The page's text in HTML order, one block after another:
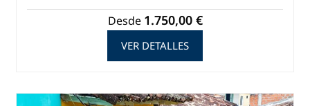
Desde 1.750,00 €
VER DETALLES